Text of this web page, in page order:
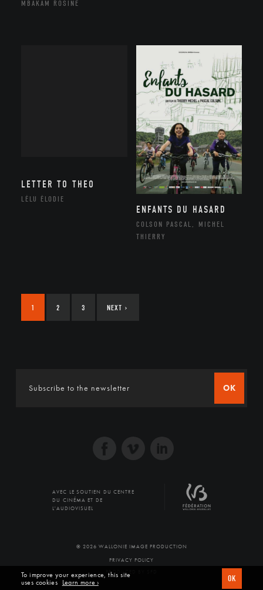
MBAKAM ROSINE
LETTER TO THEO
LÉLU ÉLODIE
ENFANTS DU HASARD
COLSON PASCAL, MICHEL
THIERRY
1 2 3 NEXT ›
OK
AVEC LE SOUTIEN DU CENTRE
DU CINÉMA ET DE
L'AUDIOVISUEL
© 2026 WALLONIE IMAGE PRODUCTION
PRIVACY POLICY
PRODUCED BY SFD
To improve your experience, this site
uses cookies Learn more › OK